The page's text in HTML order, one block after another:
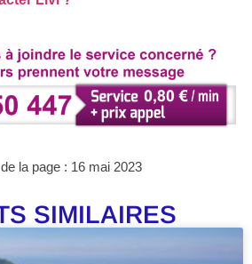
la page : 16 mai 2023
SIMILAIRES